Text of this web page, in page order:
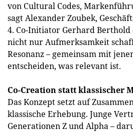
von Cultural Codes,
sagt Alexander Zoubek,
4. Co-Initiator Gerhard
nicht nur Aufmerksamkeit
Resonanz – gemeinsam mit
entscheiden, was relevant ist.
Co-Creation statt klassischer
Das Konzept setzt auf
klassische Erhebung. Junge
Generationen Z und Alpha –